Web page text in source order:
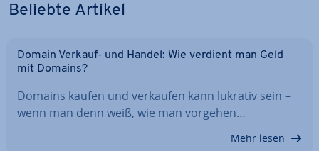
Beliebte Artikel
Domain Verkauf- und Handel: Wie verdient man Geld
mit Domains?
Domains kaufen und verkaufen kann lukrativ sein –
wenn man denn weiß, wie man vorgehen…
Mehr lesen